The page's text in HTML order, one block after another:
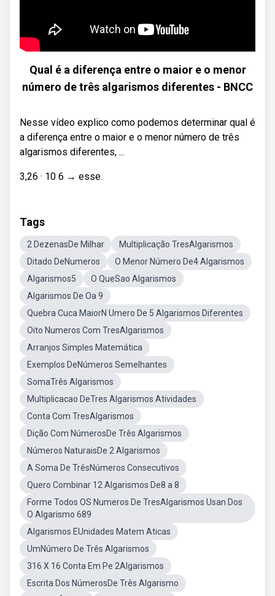
Qual é a diferença entre o maior e o menor
número de três algarismos diferentes - BNCC
Nesse vídeo explico como podemos determinar qual é
a diferença entre o maior e o menor número de três
algarismos diferentes, ...
3,26 · 10 6 → esse.
Tags
2 DezenasDe Milhar
Multiplicação TresAlgarismos
Ditado DeNumeros
O Menor Número De4 Algarismos
Algarismos5
O QueSao Algarismos
Algarismos De Oa 9
Quebra Cuca MaiorN Umero De 5 Algarismos Diferentes
Oito Numeros Com TresAlgarismos
Arranjos Simples Matemática
Exemplos DeNúmeros Semelhantes
SomaTrês Algarismos
Multiplicacao DeTres Algarismos Atividades
Conta Com TresAlgarismos
Dição Com NúmerosDe Três Algarismos
Números NaturaisDe 2 Algarismos
A Soma De TrêsNúmeros Consecutivos
Quero Combinar 12 Algarismos De8 a 8
Forme Todos OS Numeros De TresAlgarismos Usan Dos
O Algarismo 689
Algarismos EUnidades Matem Aticas
UmNúmero De Três Algarismos
316 X 16 Conta Em Pe 2Algarismos
Escrita Dos NúmerosDe Três Algarismo